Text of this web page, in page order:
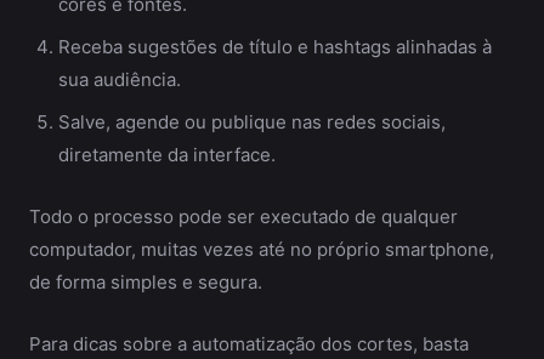
Receba sugestões de título e hashtags alinhadas à
sua audiência.
Salve, agende ou publique nas redes sociais,
diretamente da interface.
Todo o processo pode ser executado de qualquer
computador, muitas vezes até no próprio smartphone,
de forma simples e segura.
Para dicas sobre a automatização dos cortes, basta